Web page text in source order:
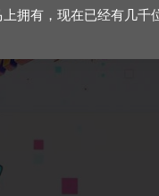
拥有，现在已经有几千